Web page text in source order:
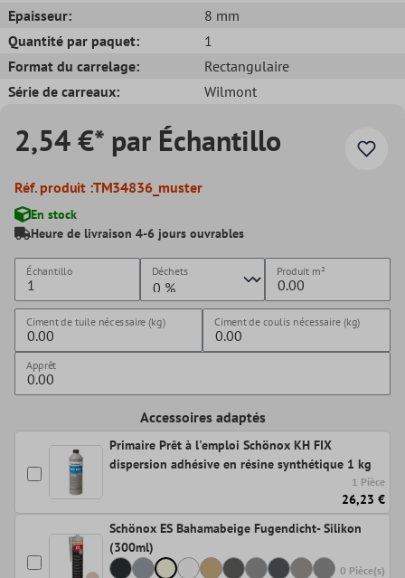
Epaisseur:
8 mm
Quantité par paquet:
1
Format du carrelage:
Rectangulaire
Série de carreaux:
Wilmont
2,54 €* par Échantillo
Réf. produit :TM34836_muster
En stock
Heure de livraison 4-6 jours ouvrables
Échantillo Déchets Produit m²
Ciment de tuile nécessaire (kg) Ciment de coulis nécessaire (kg)
Apprêt
Accessoires adaptés
Primaire Prêt à l'emploi Schönox KH FIX
dispersion adhésive en résine synthétique 1 kg
1 Pièce
26,23 €
Schönox ES Bahamabeige Fugendicht- Silikon
(300ml)
0 Pièce(s)